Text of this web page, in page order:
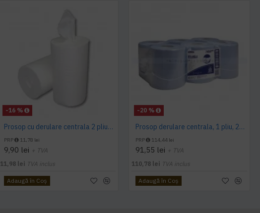
-16 %
Prosop cu derulare centrala 2 pliuri 100 m, portionata, alb, celuloza 100%, AQAS
PRP 11,78 lei
9,90 lei + TVA
11,98 lei TVA inclus
Adaugă în Coş
-20 %
Prosop derulare centrala, 1 pliu, 200 m Wypall L10
PRP 114,44 lei
91,55 lei + TVA
110,78 lei TVA inclus
Adaugă în Coş